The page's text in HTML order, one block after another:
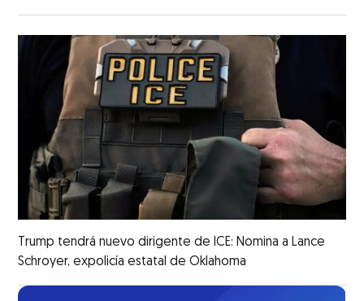
Trump tendrá nuevo dirigente de ICE: Nomina a Lance
Schroyer, expolicía estatal de Oklahoma